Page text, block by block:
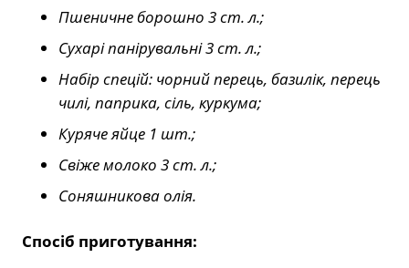
Пшеничне борошно 3 ст. л.;
Сухарі панірувальні 3 ст. л.;
Набір спецій: чорний перець, базилік, перець
чилі, паприка, сіль, куркума;
Куряче яйце 1 шт.;
Свіже молоко 3 ст. л.;
Соняшникова олія.
Спосіб приготування: